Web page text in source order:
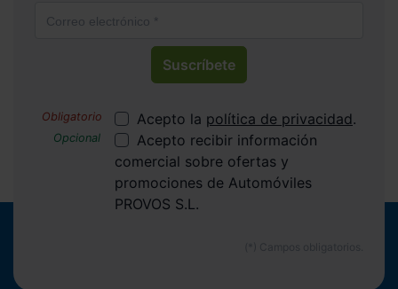
Suscríbete
Acepto la política de privacidad.
Acepto recibir información
comercial sobre ofertas y
promociones de Automóviles
PROVOS S.L.